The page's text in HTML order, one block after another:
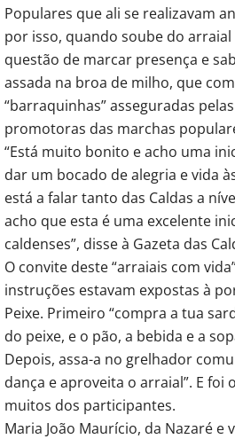
Populares que ali se realizavam
por isso, quando soube do
questão de marcar presença e
assada na broa de milho, que
“barraquinhas” asseguradas
promotoras das marchas
“Está muito bonito e acho uma
dar um bocado de alegria e vida
está a falar tanto das Caldas a
acho que esta é uma excelente
caldenses”, disse à Gazeta das
O convite deste “arraiais com
instruções estavam expostas à
Peixe. Primeiro “compra a tua
do peixe, e o pão, a bebida e a
Depois, assa-a no grelhador
dança e aproveita o arraial”. E foi
muitos dos participantes.
Maria João Maurício, da Nazaré e